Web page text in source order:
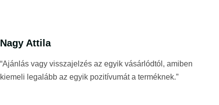
Nagy Attila
“Ajánlás vagy visszajelzés az egyik vásárlódtól, amiben
kiemeli legalább az egyik pozitívumát a terméknek.”